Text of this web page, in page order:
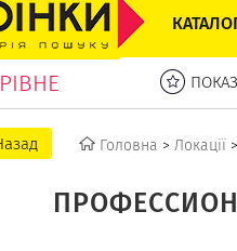
РІВНЕ
Головна > Локації >